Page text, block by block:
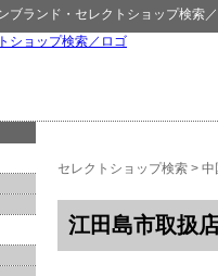
ブランド・セレクトショップ検索
セレクトショップ検索 > 中
江田島市取扱